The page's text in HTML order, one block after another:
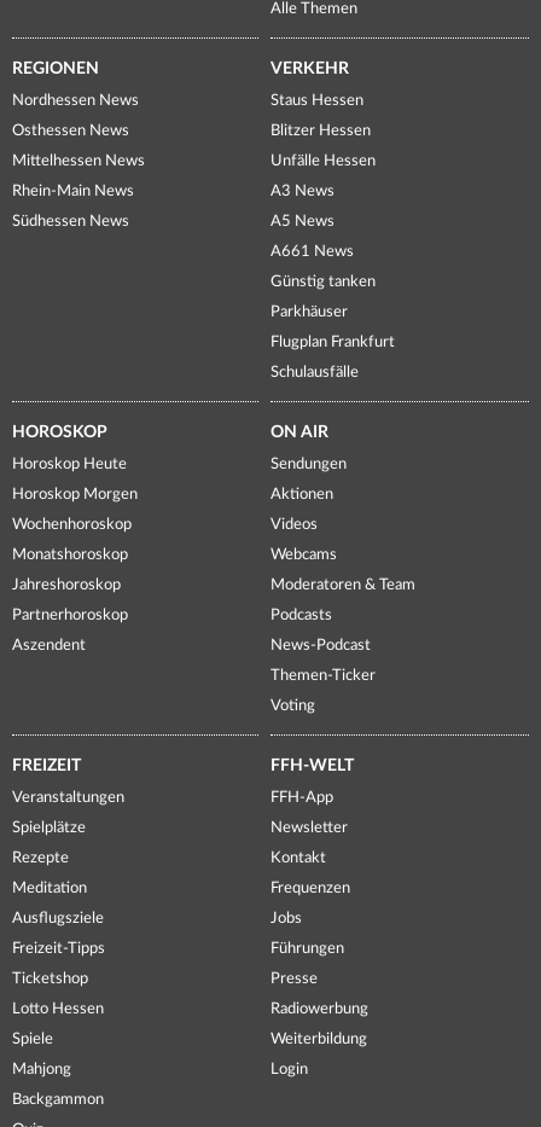
Alle Themen
REGIONEN
Nordhessen News
Osthessen News
Mittelhessen News
Rhein-Main News
Südhessen News
VERKEHR
Staus Hessen
Blitzer Hessen
Unfälle Hessen
A3 News
A5 News
A661 News
Günstig tanken
Parkhäuser
Flugplan Frankfurt
Schulausfälle
HOROSKOP
Horoskop Heute
Horoskop Morgen
Wochenhoroskop
Monatshoroskop
Jahreshoroskop
Partnerhoroskop
Aszendent
ON AIR
Sendungen
Aktionen
Videos
Webcams
Moderatoren & Team
Podcasts
News-Podcast
Themen-Ticker
Voting
FREIZEIT
Veranstaltungen
Spielplätze
Rezepte
Meditation
Ausflugsziele
Freizeit-Tipps
Ticketshop
Lotto Hessen
Spiele
Mahjong
Backgammon
FFH-WELT
FFH-App
Newsletter
Kontakt
Frequenzen
Jobs
Führungen
Presse
Radiowerbung
Weiterbildung
Login